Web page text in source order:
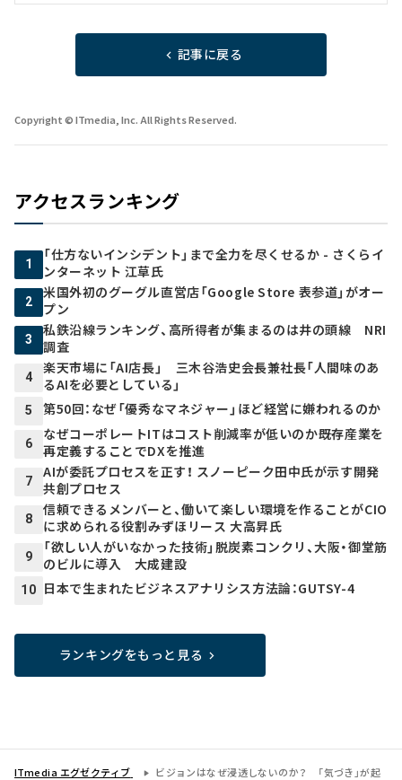
記事に戻る
Copyright © ITmedia, Inc. All Rights Reserved.
アクセスランキング
1
「仕方ないインシデント」まで全力を尽くせるか - さくらイ
ンターネット 江草氏
2
米国外初のグーグル直営店「Google Store 表参道」がオー
プン
3
私鉄沿線ランキング、高所得者が集まるのは井の頭線 NRI
調査
4
楽天市場に「AI店長」 三木谷浩史会長兼社長「人間味のあ
るAIを必要としている」
5 第50回：なぜ「優秀なマネジャー」ほど経営に嫌われるのか
6
なぜコーポレートITはコスト削減率が低いのか――既存産業を
再定義することでDXを推進
7
AIが委託プロセスを正す！ スノーピーク田中氏が示す開発
共創プロセス
8
信頼できるメンバーと、働いて楽しい環境を作ることがCIO
に求められる役割――みずほリース 大高昇氏
9
「欲しい人がいなかった技術」脱炭素コンクリ、大阪・御堂筋
のビルに導入 大成建設
10 日本で生まれたビジネスアナリシス方法論：GUTSY-4
ランキングをもっと見る
ITmedia エグゼクティブ ビジョンはなぜ浸透しないのか？ 「気づき」が起